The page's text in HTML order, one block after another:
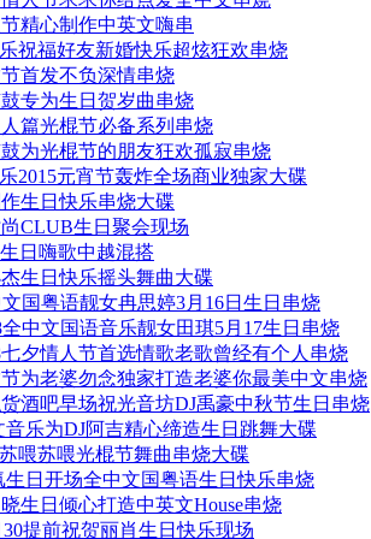
精心制作中英文嗨串
祝福好友新婚快乐超炫狂欢串烧
首发不负深情串烧
专为生日贺岁曲串烧
篇光棍节必备系列串烧
为光棍节的朋友狂欢孤寂串烧
2015元宵节轰炸全场商业独家大碟
生日快乐串烧大碟
CLUB生日聚会现场
日嗨歌中越混搭
生日快乐摇头舞曲大碟
国粤语靓女冉思婷3月16日生日串烧
中文国语音乐靓女田琪5月17生日串烧
夕情人节首选情歌老歌曾经有个人串烧
为老婆勿念独家打造老婆你最美中文串烧
酒吧早场祝光音坊DJ禹豪中秋节生日串烧
乐为DJ阿吉精心缔造生日跳舞大碟
喂苏喂光棍节舞曲串烧大碟
日开场全中文国粤语生日快乐串烧
生日倾心打造中英文House串烧
提前祝贺丽肖生日快乐现场